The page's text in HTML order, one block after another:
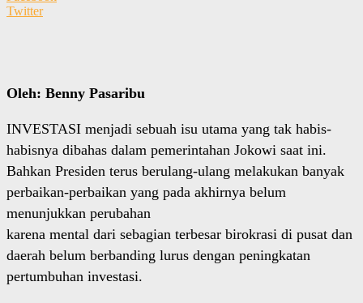
Twitter
Oleh: Benny Pasaribu
INVESTASI menjadi sebuah isu utama yang tak habis-
habisnya dibahas dalam pemerintahan Jokowi saat ini.
Bahkan Presiden terus berulang-ulang melakukan banyak
perbaikan-perbaikan yang pada akhirnya belum
menunjukkan perubahan
karena mental dari sebagian terbesar birokrasi di pusat dan
daerah belum berbanding lurus dengan peningkatan
pertumbuhan investasi.